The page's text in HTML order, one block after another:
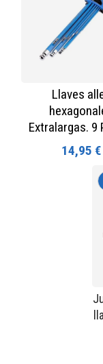
Llaves
Extralargas. 9
14,95 €